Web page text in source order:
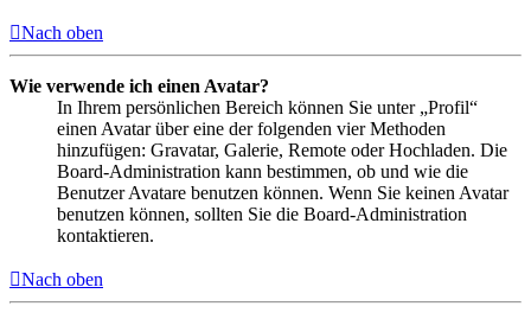
Nach oben
Wie verwende ich einen Avatar?
In Ihrem persönlichen Bereich können Sie unter „Profil“
einen Avatar über eine der folgenden vier Methoden
hinzufügen: Gravatar, Galerie, Remote oder Hochladen. Die
Board-Administration kann bestimmen, ob und wie die
Benutzer Avatare benutzen können. Wenn Sie keinen Avatar
benutzen können, sollten Sie die Board-Administration
kontaktieren.
Nach oben